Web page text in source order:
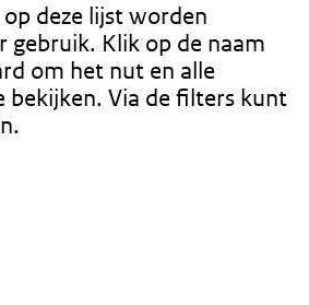
deze lijst worden
gebruik. Klik op de naam
om het nut en alle
bekijken. Via de filters kunt